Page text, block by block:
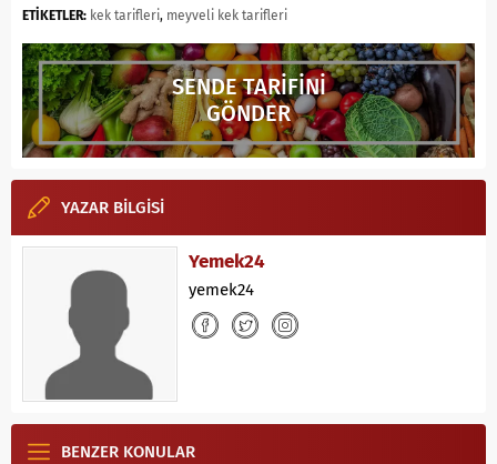
ETİKETLER: kek tarifleri, meyveli kek tarifleri
SENDE TARİFİNİ
GÖNDER
YAZAR BİLGİSİ
Yemek24
yemek24
BENZER KONULAR